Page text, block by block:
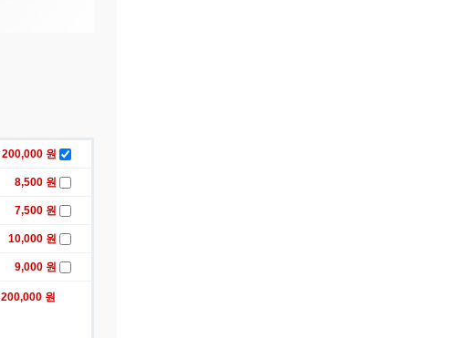
200,000 원
8,500 원
7,500 원
10,000 원
9,000 원
200,000 원